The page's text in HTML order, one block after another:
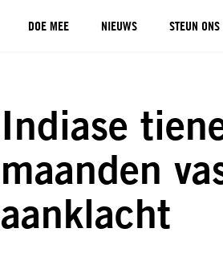
DOE MEE NIEUWS STEUN ONS
Indiase
maanden
aanklacht